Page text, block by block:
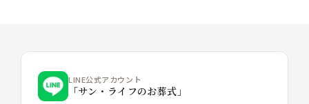
LINE公式アカウント
「サン・ライフのお葬式」